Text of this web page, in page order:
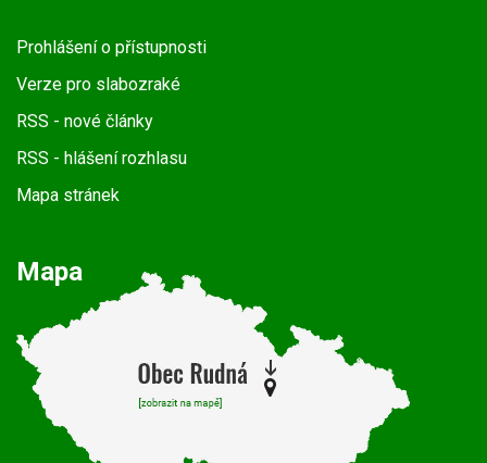
Prohlášení o přístupnosti
Verze pro slabozraké
RSS - nové články
RSS - hlášení rozhlasu
Mapa stránek
Mapa